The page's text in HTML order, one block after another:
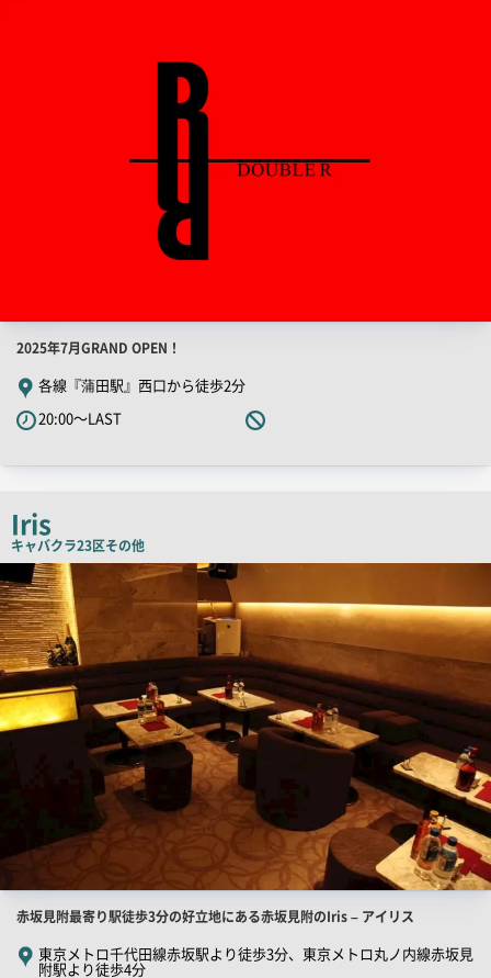
店
舗
PR
キ
コ
ピ
ー
2025年7月GRAND OPEN！
各線『蒲田駅』西口から徒歩2分
20:00～LAST
Iris
キャバクラ23区その他
店
舗
PR
画
像
店
舗
PR
赤坂見附最寄り駅徒歩3分の好立地にある赤坂見附のIris – アイリス
東京メトロ千代田線赤坂駅より徒歩3分、東京メトロ丸ノ内線赤坂見
附駅より徒歩4分